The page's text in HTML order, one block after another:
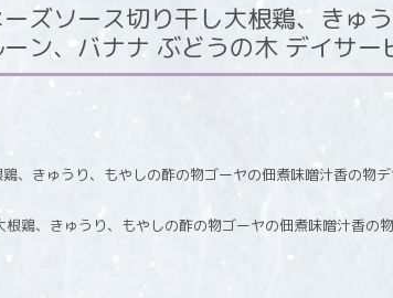
ズソース切り干し大根鶏、きゅ
ン、バナナ ぶどうの木 デイサ
、きゅうり、もやしの酢の物ゴーヤの佃煮味噌汁香の物